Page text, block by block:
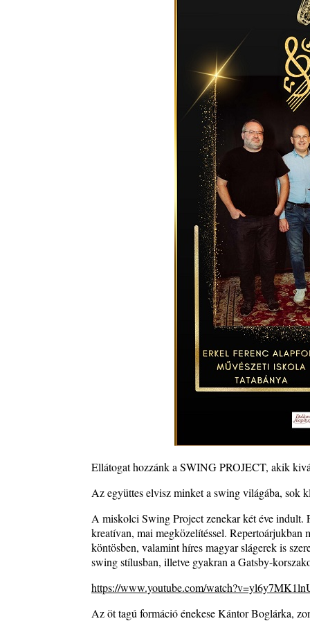
Jazz-rock albumok 1983-ból - John Scofield „Out
Jazz-rock albumok 1982-ből - John Scofield
Kikkel beszéltem 2.0 – 5. rész: D
Lemezek a hatvanas-hetvenes évekből - 84. rész:
10 éve halt meg lapunk főszerkesztő-helyettese,
45 éve történt… Jazz-rock albumok 1981-ből -
Jazz a Márványteremben – Mizar (2008. január 4.)
Gondolataim - 2026 (XI. évfolyam - 8. rész)
A 21. században meghalt magyar jazz muzsikusok
Exkluzív interjú Bóna Lászlóval
Zempléni Fesztivál (Sátoraljaújhely – 2026.
2026. augusztus 01.
Jazz-rock albumok 1986-ból - John Scofield „Still
2026. augusztus 01.
Ma 40 éves Gyarmati Gábor és 54 éves Florian
2026. augusztus 01.
Vér, tornádó és jazz – megjelent a Daveform
Ellátogat hozzánk a SWING PROJECT, akik
Az együttes elvisz minket a swing világába, sok
A miskolci Swing Project zenekar két éve indult.
kreatívan, mai megközelítéssel. Repertoárjukban
köntösben, valamint híres magyar slágerek is
swing stílusban, illetve gyakran a Gatsby-
https://www.youtube.com/
Az öt tagú formáció énekese Kántor Boglárka,